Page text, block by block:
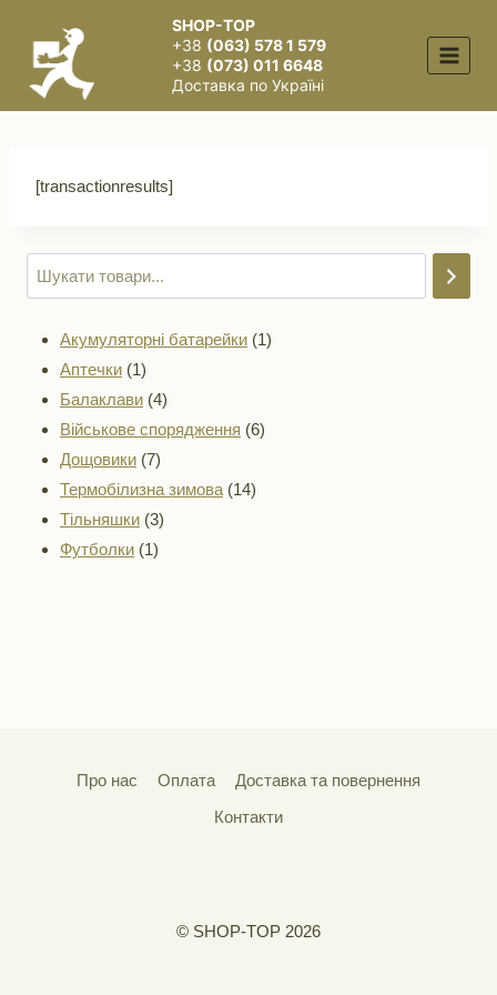
вмісту
SHOP-TOP
+38 (063) 578 1 579
+38 (073) 011 6648
Доставка по Україні
[transactionresults]
Акумуляторні батарейки 11
Аптечки 11
товар
Балаклави 44
товари
Військове спорядження 66
Дощовики 77
товарів
Термобілизна зимова 1414
Тільняшки 33
Футболки 11
Про нас Оплата
Доставка та повернення
Контакти
© SHOP-TOP 2026